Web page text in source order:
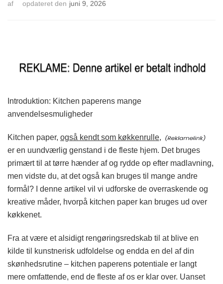
af opdateret den juni 9, 2026
Introduktion: Kitchen paperens mange
anvendelsesmuligheder
Kitchen paper, også kendt som køkkenrulle,
er en uundværlig genstand i de fleste hjem. Det bruges
primært til at tørre hænder af og rydde op efter madlavning,
men vidste du, at det også kan bruges til mange andre
formål? I denne artikel vil vi udforske de overraskende og
kreative måder, hvorpå kitchen paper kan bruges ud over
køkkenet.
Fra at være et alsidigt rengøringsredskab til at blive en
kilde til kunstnerisk udfoldelse og endda en del af din
skønhedsrutine – kitchen paperens potentiale er langt
mere omfattende, end de fleste af os er klar over. Uanset